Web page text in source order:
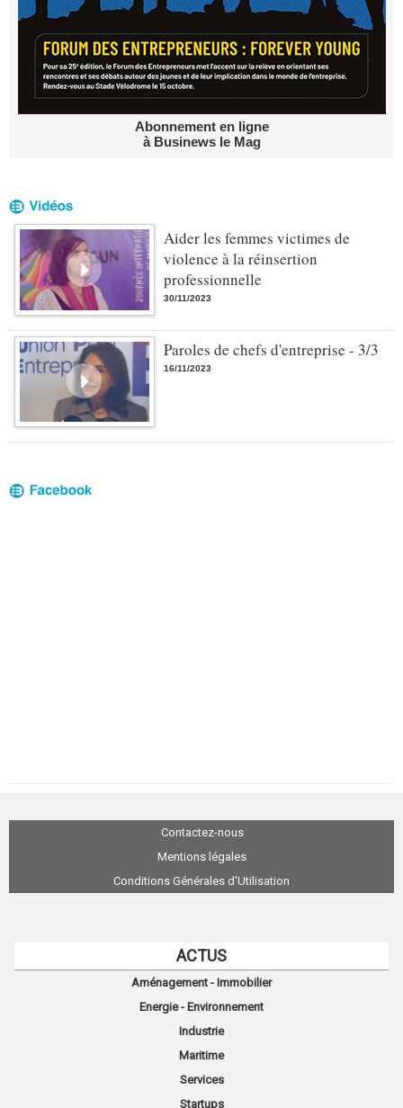
Abonnement en ligne
à Businews le Mag
Aider les femmes victimes de
violence à la réinsertion
professionnelle
30/11/2023
Paroles de chefs d'entreprise - 3/3
16/11/2023
Contactez-nous
Mentions légales
Conditions Générales d'Utilisation
ACTUS
Aménagement - Immobilier
Energie - Environnement
Industrie
Maritime
Services
Startups